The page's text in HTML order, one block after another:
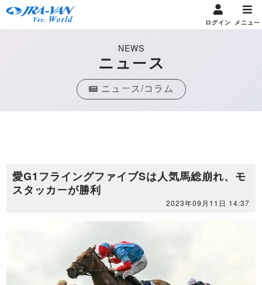
ログイン メニュー
NEWS
ニュース
ニュース/コラム
愛G1フライングファイブSは人気馬総崩れ、モ
スタッカーが勝利
2023年09月11日 14:37